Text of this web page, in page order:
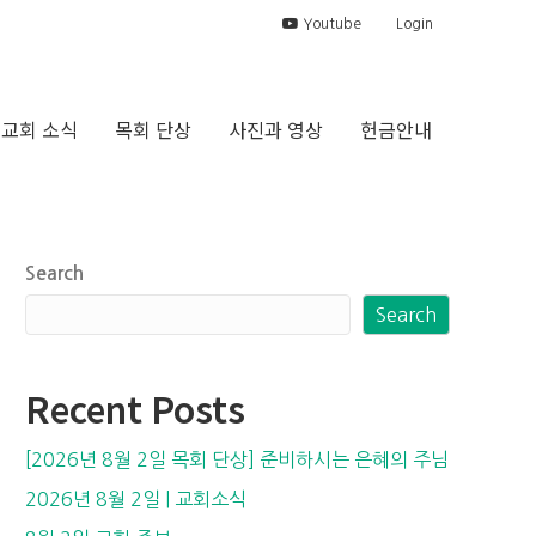
Youtube Login
교회 소식 목회 단상 사진과 영상 헌금안내
Search
Search
Recent Posts
[2026년 8월 2일 목회 단상] 준비하시는 은혜의 주님
2026년 8월 2일 | 교회소식